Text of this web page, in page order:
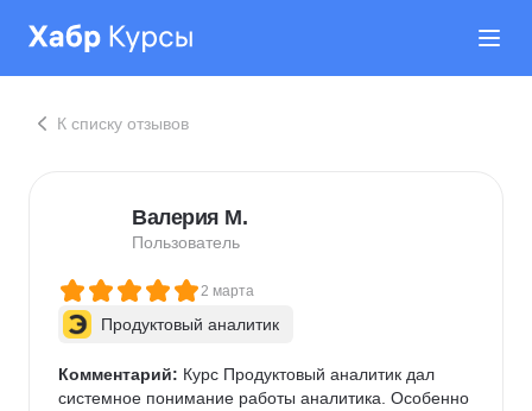
К списку отзывов
Валерия М.
Пользователь
2 марта
Продуктовый аналитик
Комментарий: Курс Продуктовый аналитик дал
системное понимание работы аналитика. Особенно